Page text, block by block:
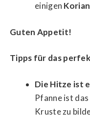
einigen
Guten Appetit!
Tipps für das
Die Hitze ist
Pfanne ist
Kruste zu